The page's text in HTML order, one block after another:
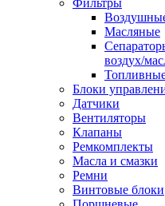
Фильтры
Масляные
воздух/
Блоки
Датчики
Вентиляторы
Клапаны
Ремкомплекты
Масла и смазки
Ремни
Винтовые блоки